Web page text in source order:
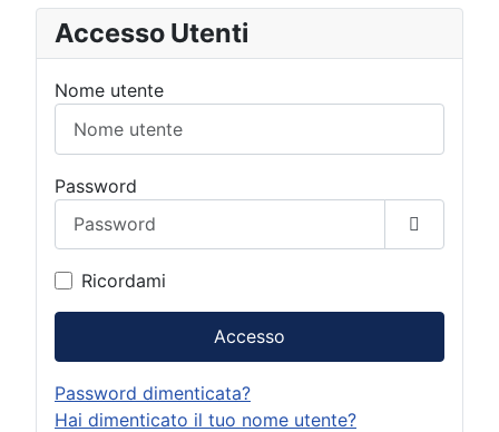
Accesso Utenti
Nome utente
Password
Mostra
Ricordami
Accesso
Password dimenticata?
Hai dimenticato il tuo nome utente?